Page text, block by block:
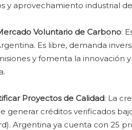
y aprovechamiento industrial
Voluntario de Carbono:
Es libre, demanda
y fomenta la innovación
Proyectos de Calidad: La
generar créditos verificados
Argentina ya cuenta con 25